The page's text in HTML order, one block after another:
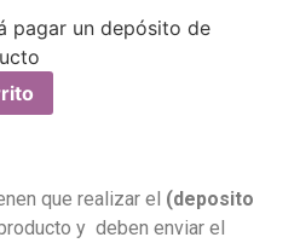
pagar un depósito de
que realizar el (deposito
y deben enviar el